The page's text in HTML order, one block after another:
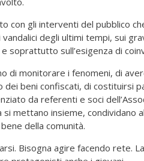
con gli interventi del pubblico
degli ultimi tempi, sui
soprattutto sull’esigenza di
di monitorare i fenomeni, di
dei beni confiscati, di costituirsi
da referenti e soci
mettano insieme, condividano
della comunità.
Bisogna agire facendo rete.